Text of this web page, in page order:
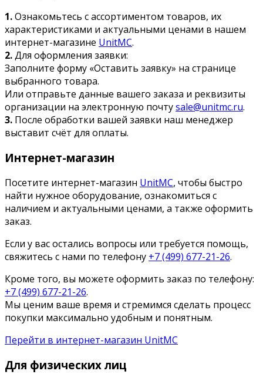
1.Ознакомьтесь с ассортиментом товаров, их
характеристиками и актуальными ценами в нашем
интернет-магазине UnitMC.
2.Для оформления заявки:
Заполните форму «Оставить заявку» на странице
выбранного товара.
Или отправьте данные вашего заказа и реквизиты
организации на электронную почтуsale@unitmc.ru.
3. После обработки вашей заявки наш менеджер
выставит счёт для оплаты.
Интернет-магазин
Посетите интернет-магазин UnitMC, чтобы быстро
найти нужное оборудование, ознакомиться с
наличием и актуальными ценами, а также оформить
заказ.
Если у вас остались вопросы или требуется помощь,
свяжитесь с нами по телефону +7 (499) 677-21-26.
Кроме того, вы можете оформить заказ по телефону:
+7 (499) 677-21-26.
Мы ценим ваше время и стремимся сделать процесс
покупки максимально удобным и понятным.
Перейти в интернет-магазин UnitMC
Для физических лиц